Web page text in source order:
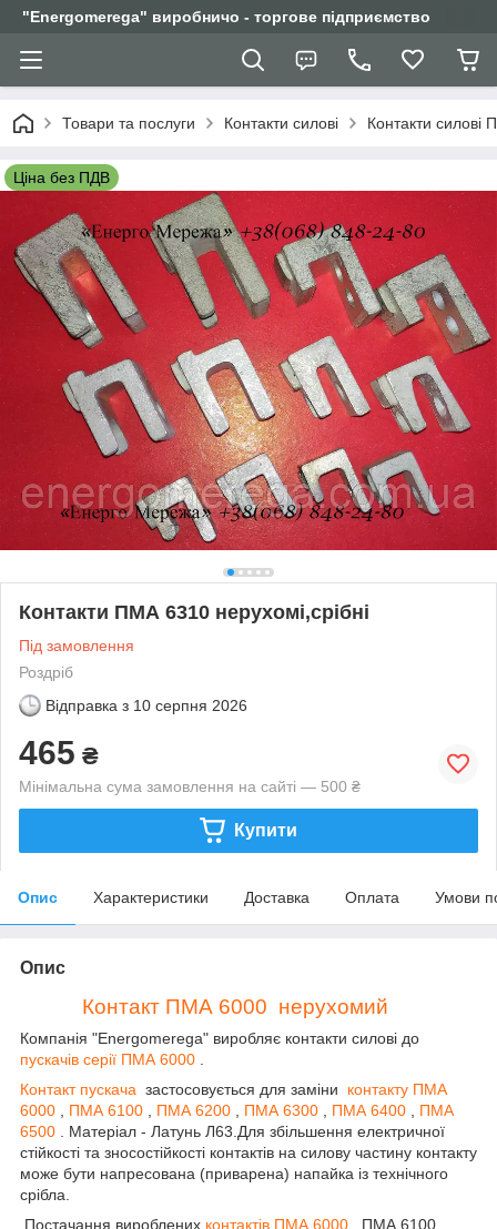
"Еnergomerega" виробничо - торгове підприємство
Товари та послуги Контакти силові Контакти силові
Ціна без ПДВ
Контакти ПМА 6310 нерухомі,срібні
Під замовлення
Роздріб
Відправка з 10 серпня 2026
465 ₴
Мінімальна сума замовлення на сайті — 500 ₴
Купити
Опис Характеристики Доставка Оплата Умови
Опис
Контакт ПМА 6000 нерухомий
Компанія "Energomerega" виробляє контакти силові до
пускачів серії ПМА 6000
Контакт пускача застосовується для заміни контакту ПМА
6000
ПМА 6100 ПМА 6200 ПМА 6300 ПМА 6400
ПМА
6500 . Матеріал - Латунь Л63.Для збільшення електричної
стійкості та зносостійкості контактів на силову частину контакту
може бути напресована (приварена) напайка із технічного
срібла.
Постачання вироблених контактів ПМА 6000 , ПМА 6100,